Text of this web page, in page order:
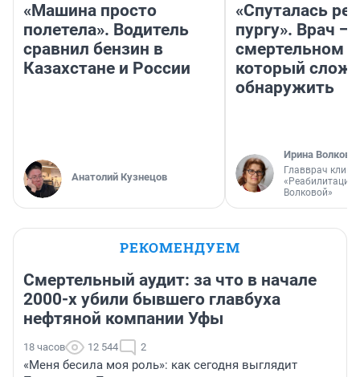
«Машина просто
полетела». Водитель
сравнил бензин в
Казахстане и России
Анатолий Кузнецов
«Спуталась
пургу». Врач —
смертельном
который
обнаружить
Ирина Волкова
Главврач
«Реабилитация
Волковой»
РЕКОМЕНДУЕМ
Смертельный аудит: за что в начале
2000-х убили бывшего главбуха
нефтяной компании Уфы
18 часов 12 544 2
«Меня бесила моя роль»: как сегодня выглядит